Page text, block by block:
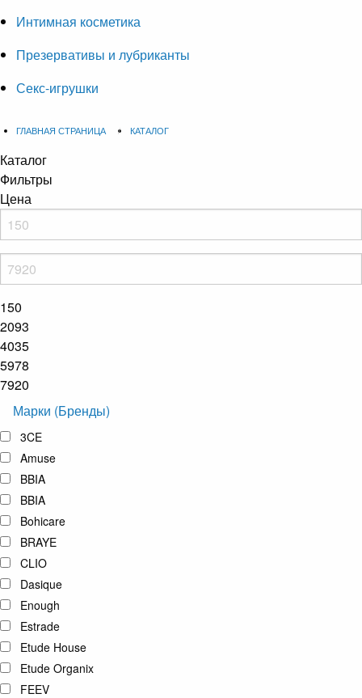
Интимная косметика
Презервативы и лубриканты
Секс-игрушки
ГЛАВНАЯ СТРАНИЦА КАТАЛОГ
Каталог
Фильтры
Цена
150
2093
4035
5978
7920
Марки (Бренды)
3CE
Amuse
BBIA
BBIA
Bohicare
BRAYE
CLIO
Dasique
Enough
Estrade
Etude House
Etude Organix
FEEV